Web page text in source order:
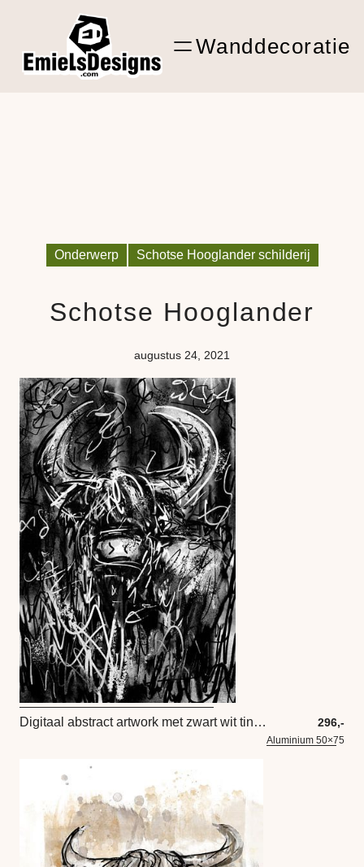
inhoud
Shop Kunst
Wanddecoratie
Onderwerp Schotse Hooglander schilderij
Schotse Hooglander
augustus 24, 2021
Digitaal abstract artwork met zwart wit tinten. Stoer en robuust schilderij van een schotse hoogland 296,-
Aluminium 50×75